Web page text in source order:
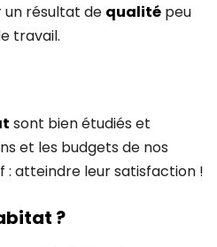
un résultat de qualité peu
travail.
sont bien étudiés et
et les budgets de nos
: atteindre leur satisfaction !
?